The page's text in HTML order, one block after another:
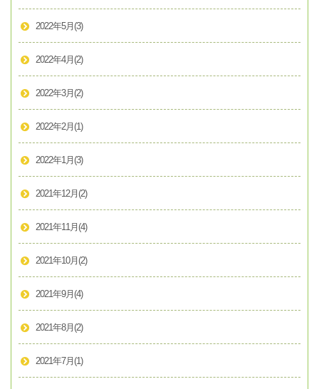
2022年5月 (3)
2022年4月 (2)
2022年3月 (2)
2022年2月 (1)
2022年1月 (3)
2021年12月 (2)
2021年11月 (4)
2021年10月 (2)
2021年9月 (4)
2021年8月 (2)
2021年7月 (1)